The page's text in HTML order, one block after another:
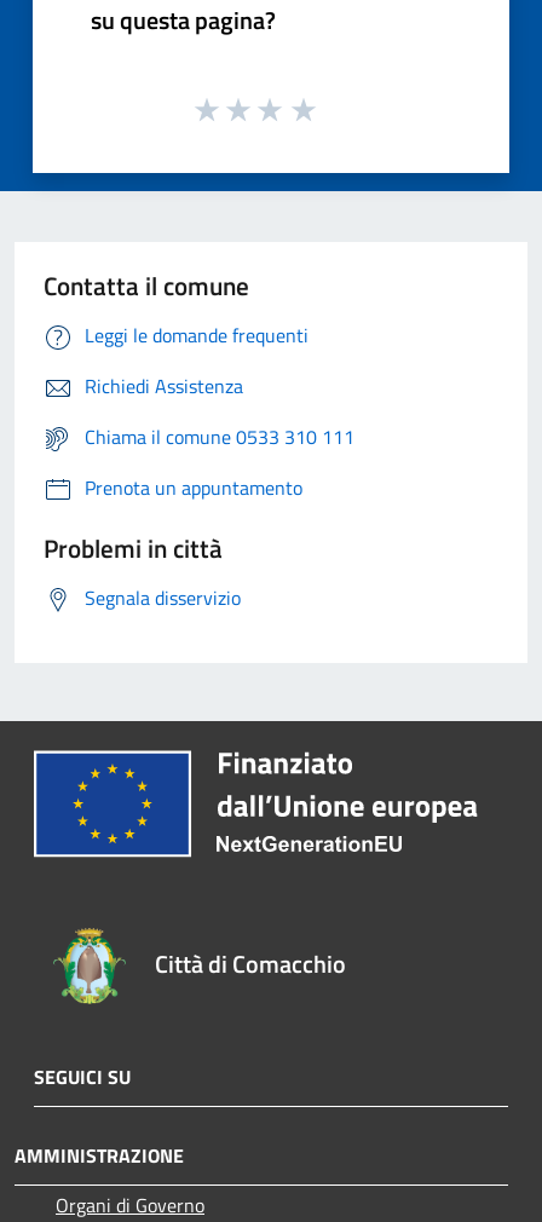
su questa pagina?
Contatta il comune
Leggi le domande frequenti
Richiedi Assistenza
Chiama il comune 0533 310 111
Prenota un appuntamento
Problemi in città
Segnala disservizio
Città di Comacchio
SEGUICI SU
AMMINISTRAZIONE
Organi di Governo